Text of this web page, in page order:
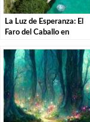
La Luz de Esperanza: El
Faro del Caballo en